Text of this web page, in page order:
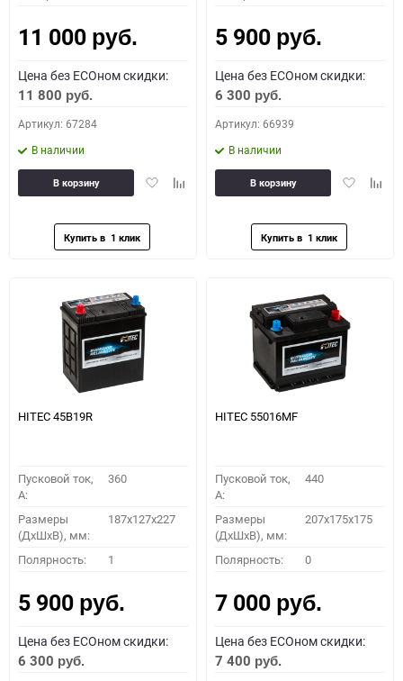
11 000 руб.
Цена без ECOном скидки:
11 800 руб.
Артикул: 67284
В наличии
ДобавитьДобавить
В корзину
5 900 руб.
Цена без ECOном скидки:
6 300 руб.
Артикул: 66939
В наличии
Добавить
В корзину
HITEC 45B19R
Пусковой ток,
A:
360
Размеры
(ДхШхВ), мм:
187x127x227
Полярность: 1
5 900 руб.
Цена без ECOном скидки:
6 300 руб.
HITEC 55016MF
Пусковой ток,
A:
440
Размеры
(ДхШхВ), мм:
207x175x175
Полярность: 0
7 000 руб.
Цена без ECOном скидки:
7 400 руб.